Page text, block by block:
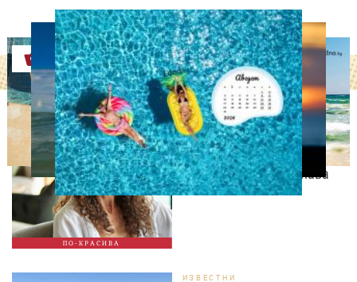
Оферти
ПО-КРАСИВА
СВОБОДНО ВРЕМЕ
9 неща, които състаряват
жената след 35 години –
без дори да ги осъзнава
ИЗВЕСТНИ